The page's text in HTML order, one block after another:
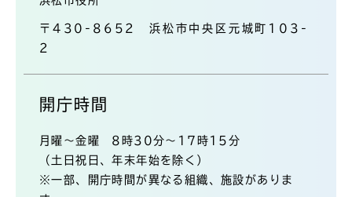
〒430-8652 浜松市中央区元城町103-
2
開庁時間
月曜～金曜 8時30分～17時15分
（土日祝日、年末年始を除く）
※一部、開庁時間が異なる組織、施設がありま